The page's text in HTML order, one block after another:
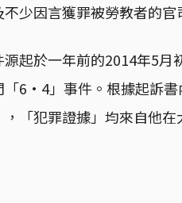
不少因言獲罪被勞教者的
源起於一年前的2014年5月
「6·4」事件。根據起訴
，「犯罪證據」均來自他